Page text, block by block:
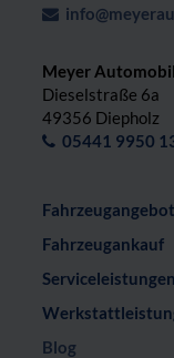
Meyer
Dieselstraße 6a
49356 Diepholz
05441 9950
Fahrzeugankauf
Serviceleistungen
Blog